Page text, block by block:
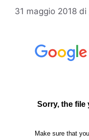
31 maggio 2018 di